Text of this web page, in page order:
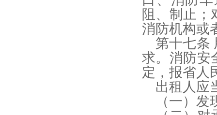
阻、制止；
消防机构或
第十七条
求。消防安
定，报省人
出租人应
（一）